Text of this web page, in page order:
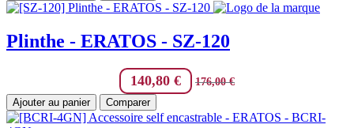
Plinthe - ERATOS - SZ-120
140,80 € 176,00€
Ajouter au panier
Comparer